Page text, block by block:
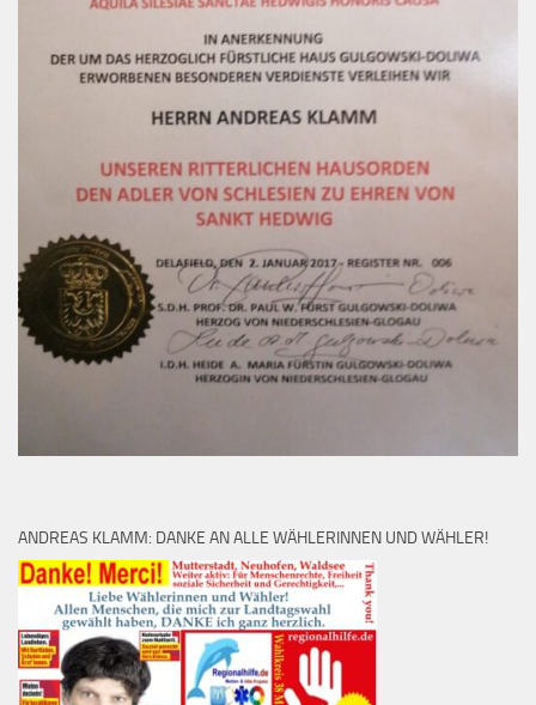
ANDREAS KLAMM: DANKE AN ALLE WÄHLERINNEN UND WÄHLER!